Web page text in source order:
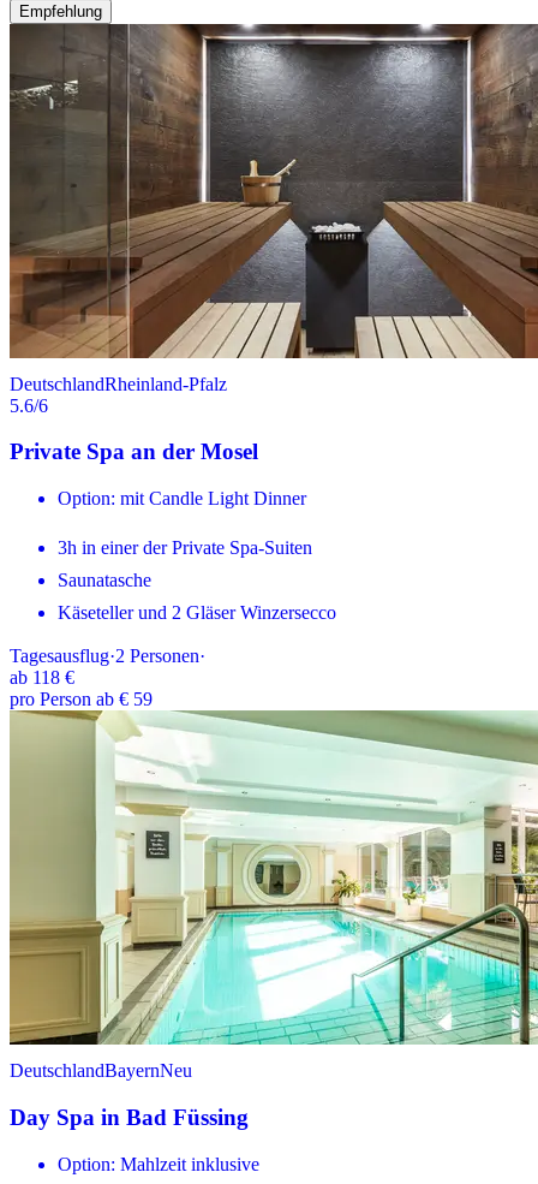
Empfehlung
DeutschlandRheinland-Pfalz
5.6/6
Private Spa an der Mosel
Option: mit Candle Light Dinner
3h in einer der Private Spa-Suiten
Saunatasche
Käseteller und 2 Gläser Winzersecco
Tagesausflug·2 Personen·
ab 118 €
pro Person ab € 59
DeutschlandBayernNeu
Day Spa in Bad Füssing
Option: Mahlzeit inklusive